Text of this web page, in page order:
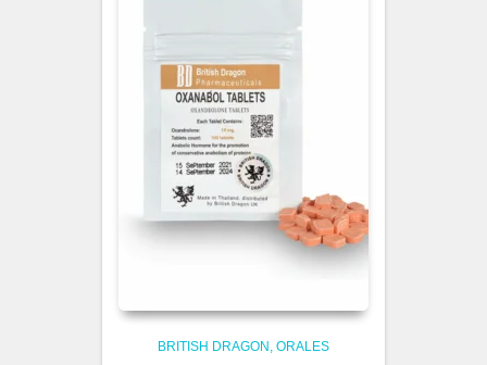
BRITISH DRAGON ORALES